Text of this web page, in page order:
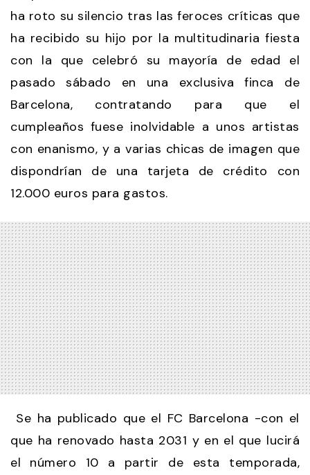
ha roto su silencio tras las feroces críticas que
ha recibido su hijo por la multitudinaria fiesta
con la que celebró su mayoría de edad el
pasado sábado en una exclusiva finca de
Barcelona, contratando para que el
cumpleaños fuese inolvidable a unos artistas
con enanismo, y a varias chicas de imagen que
dispondrían de una tarjeta de crédito con
12.000 euros para gastos.
Se ha publicado que el FC Barcelona -con el
que ha renovado hasta 2031 y en el que lucirá
el número 10 a partir de esta temporada,